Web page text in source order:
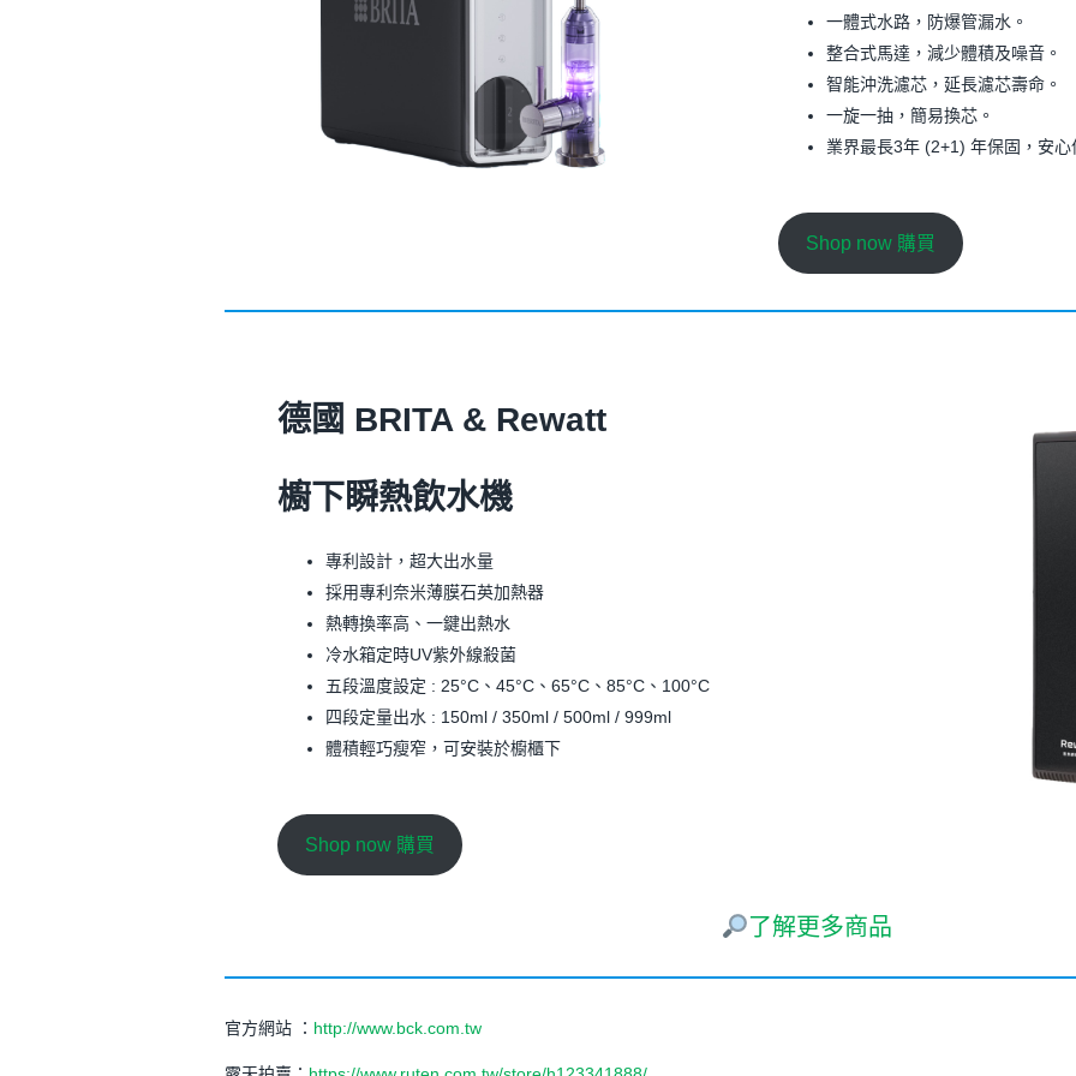
一體式水路，防爆管漏水。
整合式馬達，減少體積及噪音。
智能沖洗濾芯，延長濾芯壽命。
一旋一抽，簡易換芯。
業界最長3年 (2+1) 年保固，安心
Shop now 購買
德國 BRITA & Rewatt
櫥下瞬熱飲水機
專利設計，超大出水量
採用專利奈米薄膜石英加熱器
熱轉換率高、一鍵出熱水
冷水箱定時UV紫外線殺菌
五段溫度設定 : 25°C、45°C、65°C、85°C、100°C
四段定量出水 : 150ml / 350ml / 500ml / 999ml
體積輕巧瘦窄，可安裝於櫥櫃下
Shop now 購買
了解更多商品
官方網站 ： http://www.bck.com.tw